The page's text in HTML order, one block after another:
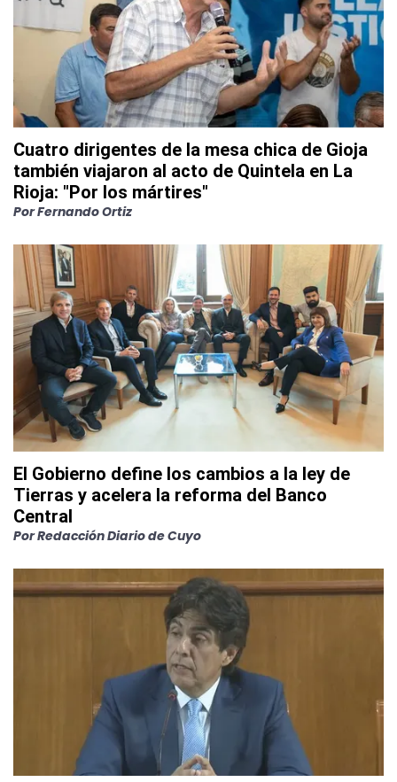
Cuatro dirigentes de la mesa chica de Gioja
también viajaron al acto de Quintela en La
Rioja: "Por los mártires"
PorFernando Ortiz
El Gobierno define los cambios a la ley de
Tierras y acelera la reforma del Banco
Central
PorRedacción Diario de Cuyo